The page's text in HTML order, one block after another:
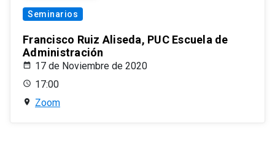
Seminarios
Francisco Ruiz Aliseda, PUC Escuela de
Administración
17 de Noviembre de 2020
17:00
Zoom